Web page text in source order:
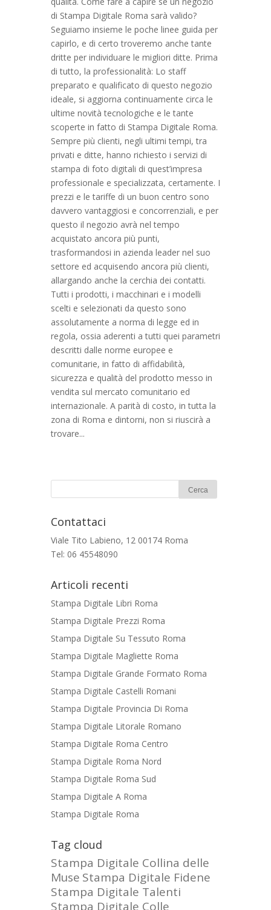
di Stampa Digitale Roma sarà valido?
Seguiamo insieme le poche linee guida per
capirlo, e di certo troveremo anche tante
dritte per individuare le migliori ditte. Prima
di tutto, la professionalità: Lo staff
preparato e qualificato di questo negozio
ideale, si aggiorna continuamente circa le
ultime novità tecnologiche e le tante
scoperte in fatto di Stampa Digitale Roma.
Sempre più clienti, negli ultimi tempi, tra
privati e ditte, hanno richiesto i servizi di
stampa di foto digitali di quest’impresa
professionale e specializzata, certamente. I
prezzi e le tariffe di un buon centro sono
davvero vantaggiosi e concorrenziali, e per
questo il negozio avrà nel tempo
acquistato ancora più punti,
trasformandosi in azienda leader nel suo
settore ed acquisendo ancora più clienti,
allargando anche la cerchia dei contatti.
Tutti i prodotti, i macchinari e i modelli
scelti e selezionati da questo sono
assolutamente a norma di legge ed in
regola, ossia aderenti a tutti quei parametri
descritti dalle norme europee e
comunitarie, in fatto di affidabilità,
sicurezza e qualità del prodotto messo in
vendita sul mercato comunitario ed
internazionale. A parità di costo, in tutta la
zona di Roma e dintorni, non si riuscirà a
trovare...
Contattaci
Viale Tito Labieno, 12 00174 Roma
Tel: 06 45548090
Articoli recenti
Stampa Digitale Libri Roma
Stampa Digitale Prezzi Roma
Stampa Digitale Su Tessuto Roma
Stampa Digitale Magliette Roma
Stampa Digitale Grande Formato Roma
Stampa Digitale Castelli Romani
Stampa Digitale Provincia Di Roma
Stampa Digitale Litorale Romano
Stampa Digitale Roma Centro
Stampa Digitale Roma Nord
Stampa Digitale Roma Sud
Stampa Digitale A Roma
Stampa Digitale Roma
Tag cloud
Stampa Digitale Collina delle
Muse Stampa Digitale Fidene
Stampa Digitale Talenti
Stampa Digitale Colle